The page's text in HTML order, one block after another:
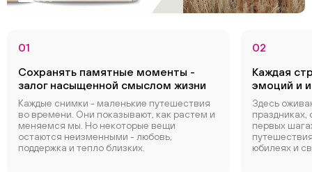
01
Сохранять памятные моменты -
залог насыщенной смыслом жизни
Каждые снимки - маленькие путешествия
во времени. Они показывают, как растем и
меняемся мы. Но некоторые вещи
остаются неизменными - любовь,
поддержка и тепло близких.
02
Каждая
эмоций и
Здесь
праздниках,
первых
юбилеях и